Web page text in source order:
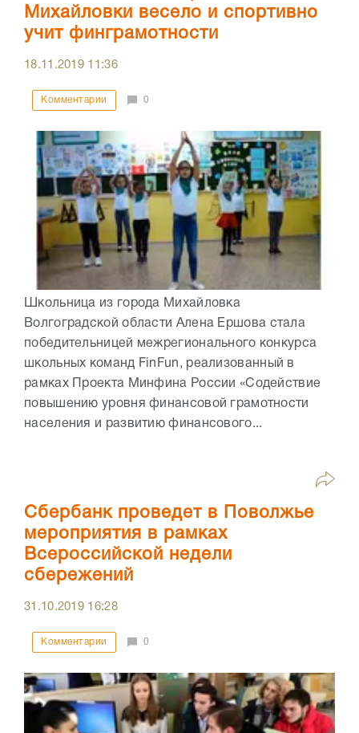
Михайловки весело и спортивно
учит финграмотности
18.11.2019 11:36
Комментарии 0
Школьница из города Михайловка
Волгоградской области Алена Ершова стала
победительницей межрегионального конкурса
школьных команд FinFun, реализованный в
рамках Проекта Минфина России «Содействие
повышению уровня финансовой грамотности
населения и развитию финансового...
Сбербанк проведет в Поволжье
мероприятия в рамках
Всероссийской недели
сбережений
31.10.2019 16:28
Комментарии 0